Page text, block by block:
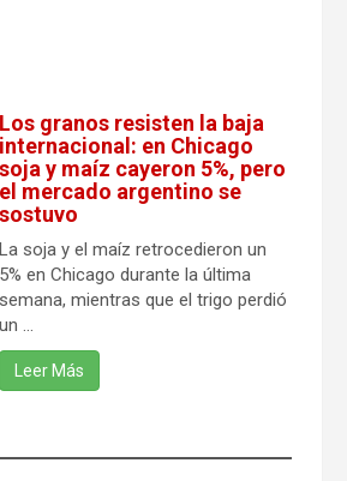
Los granos resisten la baja
internacional: en Chicago
soja y maíz cayeron 5%, pero
el mercado argentino se
sostuvo
La soja y el maíz retrocedieron un
5% en Chicago durante la última
semana, mientras que el trigo perdió
un ...
Leer Más